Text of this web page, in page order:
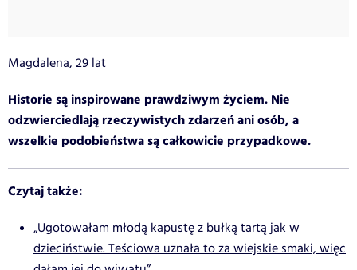
Magdalena, 29 lat
Historie są inspirowane prawdziwym życiem. Nie
odzwierciedlają rzeczywistych zdarzeń ani osób, a
wszelkie podobieństwa są całkowicie przypadkowe.
Czytaj także:
„Ugotowałam młodą kapustę z bułką tartą jak w
dzieciństwie. Teściowa uznała to za wiejskie smaki, więc